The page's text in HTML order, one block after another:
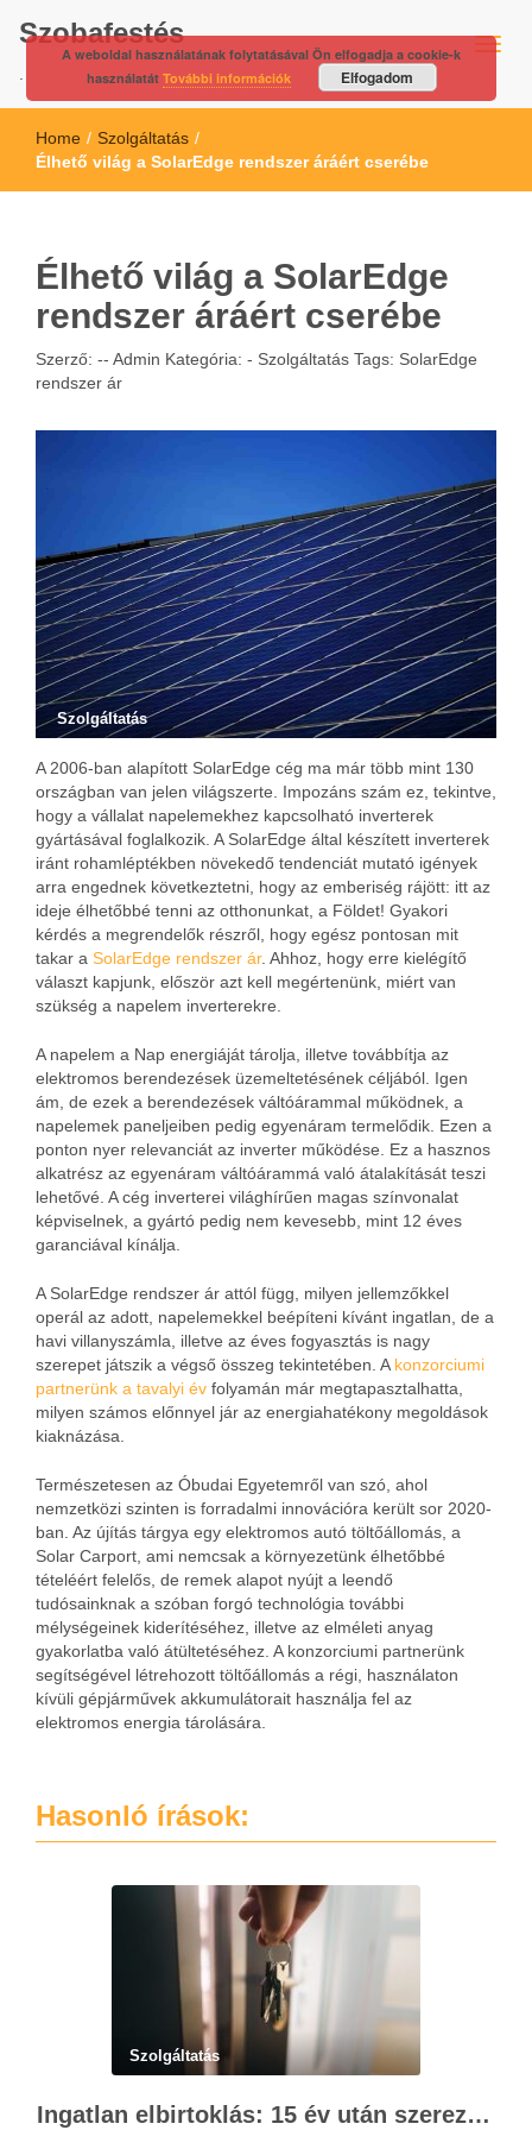
Szobafestés
Home / Szolgáltatás /
Élhető világ a SolarEdge rendszer áráért cserébe
Élhető világ a SolarEdge
rendszer áráért cserébe
Szerző: -- Admin Kategória: - Szolgáltatás Tags: SolarEdge
rendszer ár
Szolgáltatás
A 2006-ban alapított SolarEdge cég ma már több mint 130
országban van jelen világszerte. Impozáns szám ez, tekintve,
hogy a vállalat napelemekhez kapcsolható inverterek
gyártásával foglalkozik. A SolarEdge által készített inverterek
iránt rohamléptékben növekedő tendenciát mutató igények
arra engednek következtetni, hogy az emberiség rájött: itt az
ideje élhetőbbé tenni az otthonunkat, a Földet! Gyakori
kérdés a megrendelők részről, hogy egész pontosan mit
takar a SolarEdge rendszer ár. Ahhoz, hogy erre kielégítő
választ kapjunk, először azt kell megértenünk, miért van
szükség a napelem inverterekre.
A napelem a Nap energiáját tárolja, illetve továbbítja az
elektromos berendezések üzemeltetésének céljából. Igen
ám, de ezek a berendezések váltóárammal működnek, a
napelemek paneljeiben pedig egyenáram termelődik. Ezen a
ponton nyer relevanciát az inverter működése. Ez a hasznos
alkatrész az egyenáram váltóárammá való átalakítását teszi
lehetővé. A cég inverterei világhírűen magas színvonalat
képviselnek, a gyártó pedig nem kevesebb, mint 12 éves
garanciával kínálja.
A SolarEdge rendszer ár attól függ, milyen jellemzőkkel
operál az adott, napelemekkel beépíteni kívánt ingatlan, de a
havi villanyszámla, illetve az éves fogyasztás is nagy
szerepet játszik a végső összeg tekintetében. A konzorciumi
partnerünk a tavalyi év folyamán már megtapasztalhatta,
milyen számos előnnyel jár az energiahatékony megoldások
kiaknázása.
Természetesen az Óbudai Egyetemről van szó, ahol
nemzetközi szinten is forradalmi innovációra került sor 2020-
ban. Az újítás tárgya egy elektromos autó töltőállomás, a
Solar Carport, ami nemcsak a környezetünk élhetőbbé
tételéért felelős, de remek alapot nyújt a leendő
tudósainknak a szóban forgó technológia további
mélységeinek kiderítéséhez, illetve az elméleti anyag
gyakorlatba való átültetéséhez. A konzorciumi partnerünk
segítségével létrehozott töltőállomás a régi, használaton
kívüli gépjárművek akkumulátorait használja fel az
elektromos energia tárolására.
Hasonló írások:
Szolgáltatás
Ingatlan elbirtoklás: 15 év után szerezhet tulajdonjogot – szakértői útmutató
A weboldal használatának folytatásával Ön elfogadja a cookie-k
használatát További információk Elfogadom